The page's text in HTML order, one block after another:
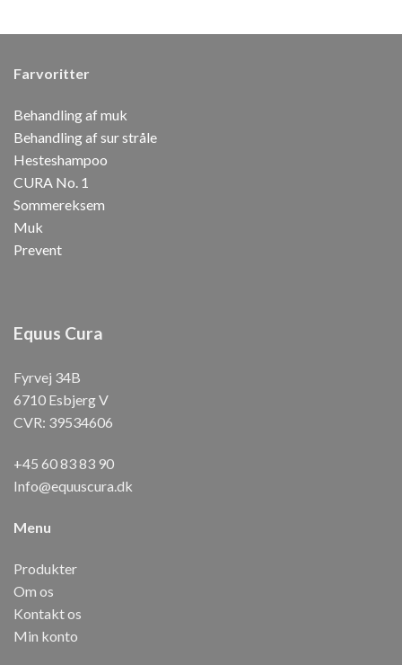
Equus Cura
Fyrvej 34B
6710 Esbjerg V
CVR: 39534606
+45 60 83 83 90
Info@equuscura.dk
Menu
Produkter
Om os
Kontakt os
Min konto
Farvoritter
Behandling af muk
Behandling af sur stråle
Hesteshampoo
CURA No. 1
Sommereksem
Muk
Prevent